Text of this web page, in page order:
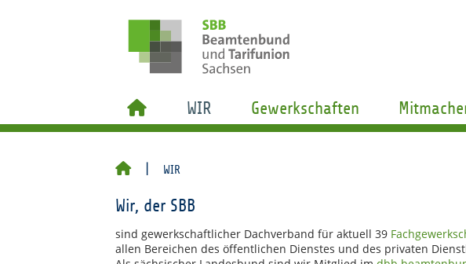
WIR Gewerkschaften
WIR
Wir, der SBB
sind gewerkschaftlicher Dachverband für aktuell 39
allen Bereichen des öffentlichen Dienstes und des privaten